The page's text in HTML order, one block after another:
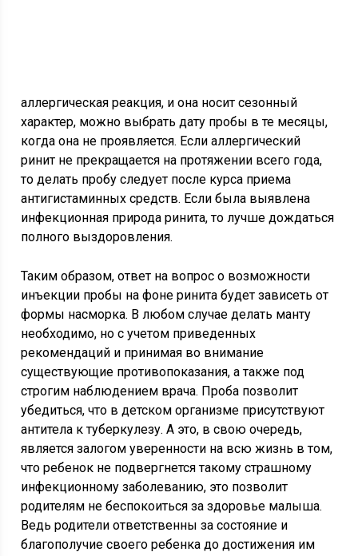
аллергическая реакция, и она носит сезонный
характер, можно выбрать дату пробы в те месяцы,
когда она не проявляется. Если аллергический
ринит не прекращается на протяжении всего года,
то делать пробу следует после курса приема
антигистаминных средств. Если была выявлена
инфекционная природа ринита, то лучше дождаться
полного выздоровления.
Таким образом, ответ на вопрос о возможности
инъекции пробы на фоне ринита будет зависеть от
формы насморка. В любом случае делать манту
необходимо, но с учетом приведенных
рекомендаций и принимая во внимание
существующие противопоказания, а также под
строгим наблюдением врача. Проба позволит
убедиться, что в детском организме присутствуют
антитела к туберкулезу. А это, в свою очередь,
является залогом уверенности на всю жизнь в том,
что ребенок не подвергнется такому страшному
инфекционному заболеванию, это позволит
родителям не беспокоиться за здоровье малыша.
Ведь родители ответственны за состояние и
благополучие своего ребенка до достижения им